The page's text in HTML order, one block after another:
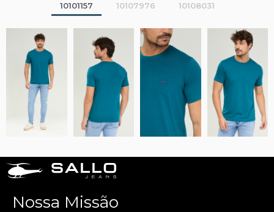
10101157 10107976 10108031
Nossa Missão​